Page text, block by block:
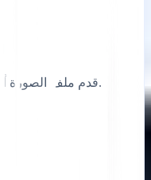
قدم ملف الصورة أو رابطًا مباشرًا للصورة التي تريد وصفها.